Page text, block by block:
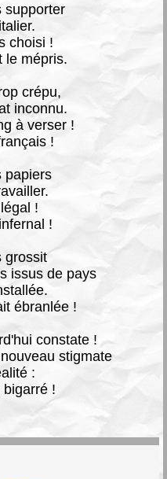
supporter
choisi !
le mépris.
crépu,
inconnu.
à verser !
!
papiers
!
!
grossit
issus de pays
ébranlée !
constate !
stigmate
:
!